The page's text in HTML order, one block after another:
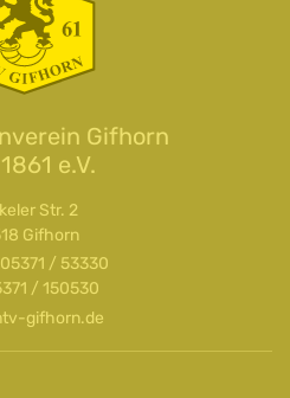
Gifhorn
e.V.
Str. 2
Gifhorn
05371 / 53330
/ 150530
gifhorn.de